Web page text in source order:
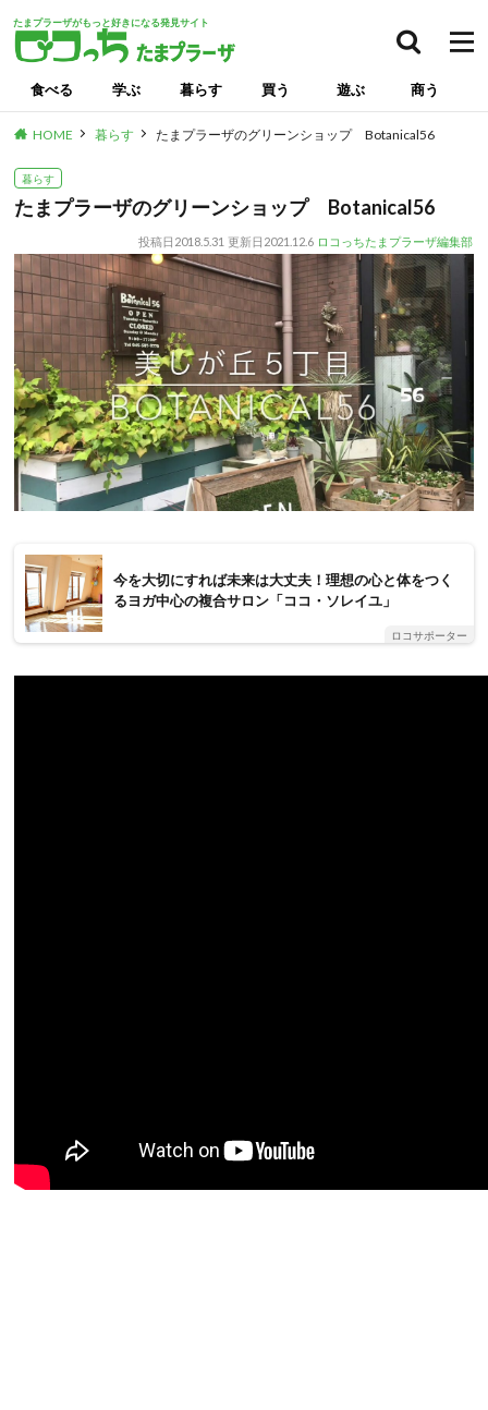
たまプラーザがもっと好きになる発見サイト
食べる 学ぶ 暮らす 買う 遊ぶ 商う
HOME 暮らす たまプラーザのグリーンショップ Botanical56
暮らす
たまプラーザのグリーンショップ Botanical56
投稿日 2018.5.31 更新日 2021.12.6 ロコっちたまプラーザ編集部
今を大切にすれば未来は大丈夫！理想の心と体をつく
るヨガ中心の複合サロン「ココ・ソレイユ」
ロコサポーター